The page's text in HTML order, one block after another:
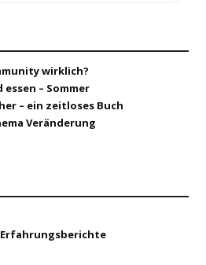
wirklich?
– Sommer
– ein zeitloses Buch
Veränderung